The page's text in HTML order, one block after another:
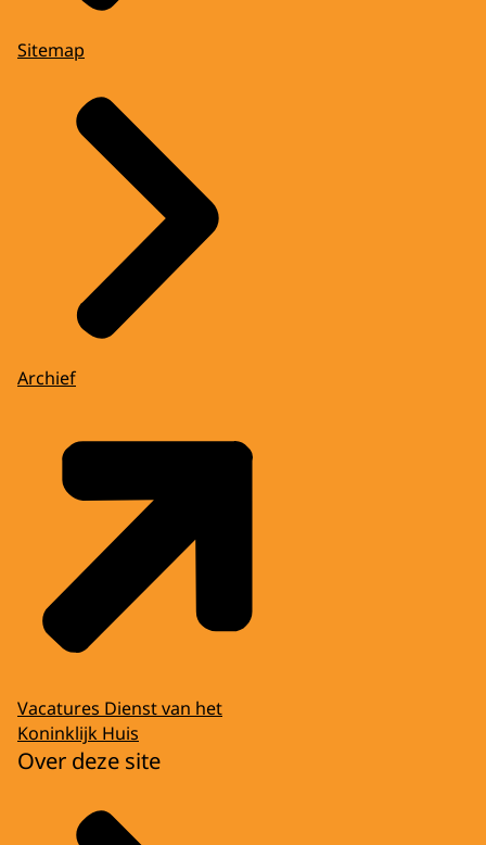
Sitemap
Archief
Vacatures Dienst van het
Koninklijk Huis
Over deze site